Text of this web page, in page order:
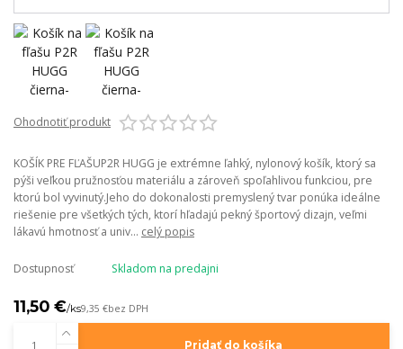
Ohodnotiť produkt
KOŠÍK PRE FĽAŠUP2R HUGG je extrémne ľahký, nylonový košík, ktorý sa
pýši veľkou pružnosťou materiálu a zároveň spoľahlivou funkciou, pre
ktorú bol vyvinutý.Jeho do dokonalosti premyslený tvar ponúka ideálne
riešenie pre všetkých tých, ktorí hľadajú pekný športový dizajn, veľmi
lákavú hmotnosť a univ... celý popis
Dostupnosť Skladom na predajni
11,50 €/ks9,35 €bez DPH
Pridať do košíka